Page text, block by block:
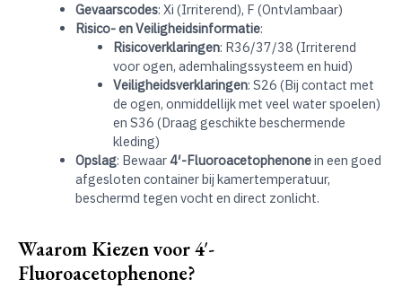
Gevaarscodes: Xi (Irriterend), F (Ontvlambaar)
Risico- en Veiligheidsinformatie:
Risicoverklaringen: R36/37/38 (Irriterend
voor ogen, ademhalingssysteem en huid)
Veiligheidsverklaringen: S26 (Bij contact met
de ogen, onmiddellijk met veel water spoelen)
en S36 (Draag geschikte beschermende
kleding)
Opslag: Bewaar4′-Fluoroacetophenonein een goed
afgesloten container bij kamertemperatuur,
beschermd tegen vocht en direct zonlicht.
Waarom Kiezen voor 4′-
Fluoroacetophenone?